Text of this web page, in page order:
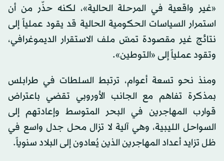
«غير واقعية في المرحلة الحالية»، لكنه حذّر من أن
استمرار السياسات الحكومية الحالية قد يقود عملياً إلى
نتائج غير مقصودة تمسّ ملف الاستقرار الديموغرافي،
وتقود عملياً إلى «التوطين».
ومنذ نحو تسعة أعوام، ترتبط السلطات في طرابلس
بمذكرة تفاهم مع الجانب الأوروبي تقضي باعتراض
قوارب المهاجرين في البحر المتوسط وإعادتهم إلى
السواحل الليبية، وهي آلية لا تزال محل جدل واسع في
ظل تزايد أعداد المهاجرين الذين يُعادون إلى البلاد سنوياً.